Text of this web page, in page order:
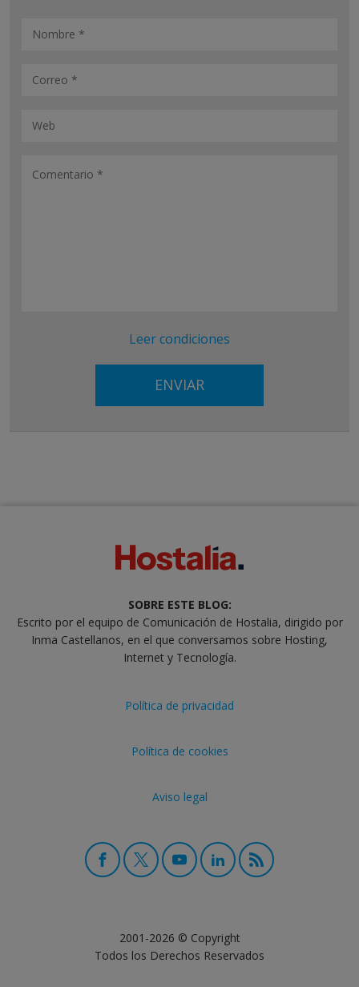
Leer condiciones
SOBRE ESTE BLOG:
Escrito por el equipo de Comunicación de Hostalia, dirigido por
Inma Castellanos, en el que conversamos sobre Hosting,
Internet y Tecnología.
Política de privacidad
Política de cookies
Aviso legal
2001-2026 © Copyright
Todos los Derechos Reservados